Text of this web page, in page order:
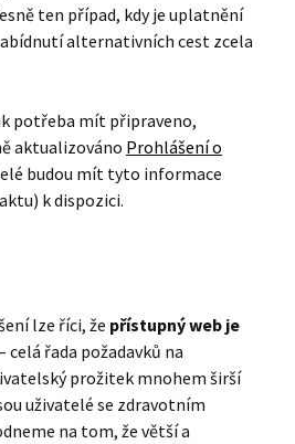
ten případ, kdy je uplatnění
alternativních cest zcela
potřeba mít připraveno,
aktualizováno Prohlášení o
budou mít tyto informace
k dispozici.
lze říci, že přístupný web je
celá řada požadavků na
prožitek mnohem širší
uživatelé se zdravotním
na tom, že větší a